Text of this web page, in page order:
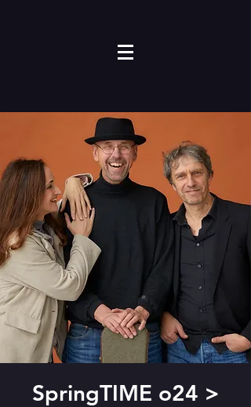
SpringTIME o24 >